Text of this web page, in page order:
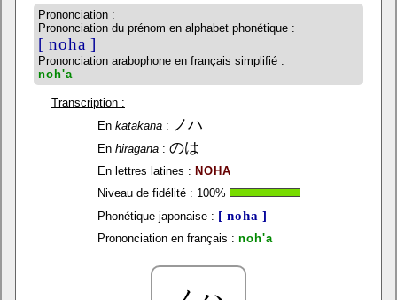
Prononciation :
Prononciation du prénom en alphabet phonétique :
[ noha ]
Prononciation arabophone en français simplifié :
noh'a
Transcription :
En katakana: ノハ
En hiragana: のは
En lettres latines : NOHA
Niveau de fidélité : 100%
Phonétique japonaise : [ noha ]
Prononciation en français : noh'a